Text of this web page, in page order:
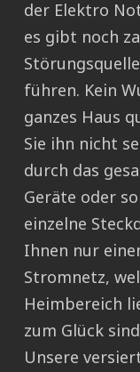
der Elektro
es gibt noch
führen. Kein
ganzes Haus
Sie ihn nicht
durch das
Geräte oder
einzelne
Ihnen nur
Stromnetz,
Heimbereich
zum Glück
Unsere